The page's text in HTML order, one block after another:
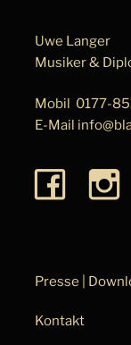
Uwe Langer
Musiker &
Mobil 0177-
E-Mail
Presse |
Kontakt